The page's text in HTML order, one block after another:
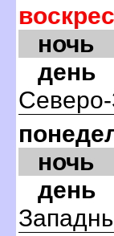
ночь
день
ночь
день